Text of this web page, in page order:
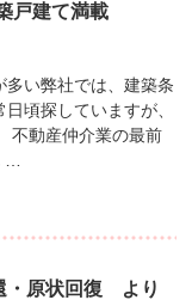
戸建て満載
い弊社では、建築条
頃探していますが、
不動産仲介業の最前
…
・原状回復 より